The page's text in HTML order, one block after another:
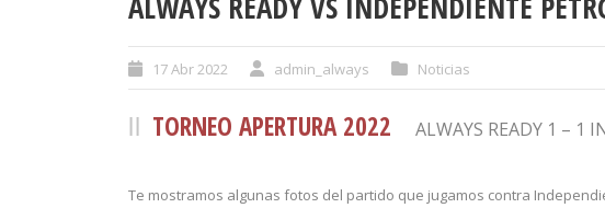
17 Abr 2022 admin_always Noticias
TORNEO APERTURA 2022 ALWAYS READY 1 – 1
Te mostramos algunas fotos del partido que jugamos contra